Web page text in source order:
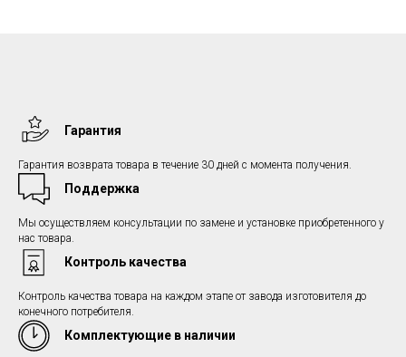
Гарантия
Гарантия возврата товара в течение 30 дней с момента получения.
Поддержка
Мы осуществляем консультации по замене и установке приобретенного у
нас товара.
Контроль качества
Контроль качества товара на каждом этапе от завода изготовителя до
конечного потребителя.
Комплектующие в наличии